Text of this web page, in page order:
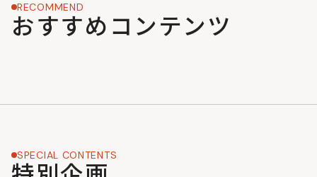
RECOMMEND
おすすめコンテンツ
SPECIAL CONTENTS